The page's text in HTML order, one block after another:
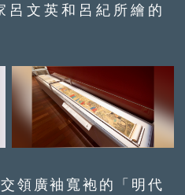
呂文英和呂紀所繪的
廣袖寬袍的「明代